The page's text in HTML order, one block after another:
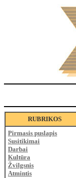
RUBRIKOS
Pirmasis puslapis
Susitikimai
Darbai
Kultūra
Žvilgsnis
Atmintis